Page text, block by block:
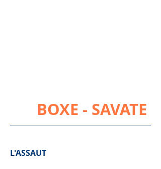
BOXE - SAVATE
L'ASSAUT